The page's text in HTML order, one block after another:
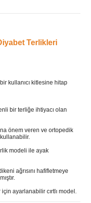
Terlikleri
kullanıcı kitlesine hitap
bir terliğe ihtiyacı olan
önem veren ve ortopedik
modeli ile ayak
ağrısını hafifletmeye
ayarlanabilir cırtlı model.